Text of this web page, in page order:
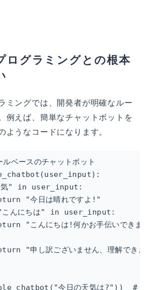
ログラミングとの根本
ミングでは、開発者が明確なルー
例えば、簡単なチャットボットを
ようなコードになります。
ベースのチャットボット
" in user_input:
"今日は晴れですよ!"
んにちは" in user_input:
"こんにちは!何かお手伝いできます
"申し訳ございません、理解できませ
今日の天気は?"))  # "今